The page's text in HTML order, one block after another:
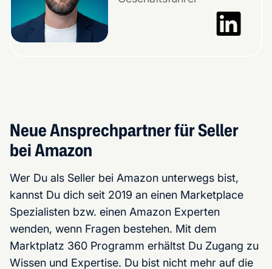
Neue Ansprechpartner für Seller
bei Amazon
Wer Du als Seller bei Amazon unterwegs bist,
kannst Du dich seit 2019 an einen Marketplace
Spezialisten bzw. einen Amazon Experten
wenden, wenn Fragen bestehen. Mit dem
Marktplatz 360 Programm erhältst Du Zugang zu
Wissen und Expertise. Du bist nicht mehr auf die